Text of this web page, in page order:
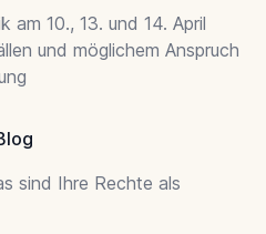
am 10., 13. und 14. April
und möglichem Anspruch
sind Ihre Rechte als